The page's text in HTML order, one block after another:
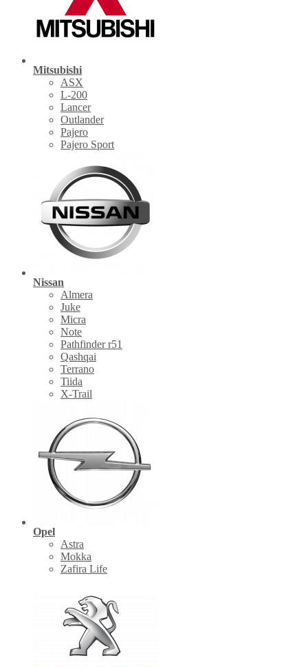
Mitsubishi
ASX
L-200
Lancer
Outlander
Pajero
Pajero Sport
Nissan
Almera
Juke
Micra
Note
Pathfinder r51
Qashqai
Terrano
Tiida
X-Trail
Opel
Astra
Mokka
Zafira Life